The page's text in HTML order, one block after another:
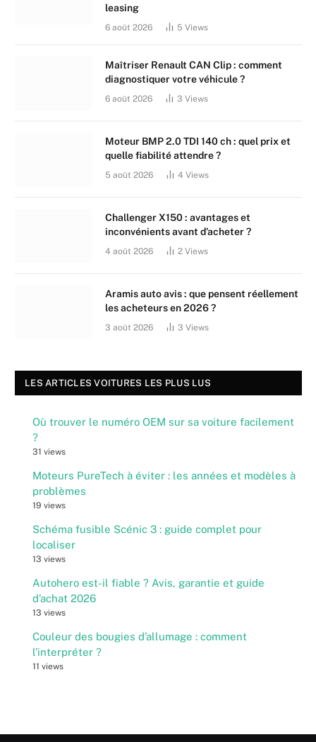
leasing
6 août 2026 5 Views
Maîtriser Renault CAN Clip : comment
diagnostiquer votre véhicule ?
6 août 2026 3 Views
Moteur BMP 2.0 TDI 140 ch : quel prix et
quelle fiabilité attendre ?
5 août 2026 4 Views
Challenger X150 : avantages et
inconvénients avant d’acheter ?
4 août 2026 2 Views
Aramis auto avis : que pensent réellement
les acheteurs en 2026 ?
3 août 2026 3 Views
LES ARTICLES VOITURES LES PLUS LUS
Où trouver le numéro OEM sur sa voiture facilement
?
31 views
Moteurs PureTech à éviter : les années et modèles à
problèmes
19 views
Schéma fusible Scénic 3 : guide complet pour
localiser
13 views
Autohero est-il fiable ? Avis, garantie et guide
d’achat 2026
13 views
Couleur des bougies d’allumage : comment
l’interpréter ?
11 views